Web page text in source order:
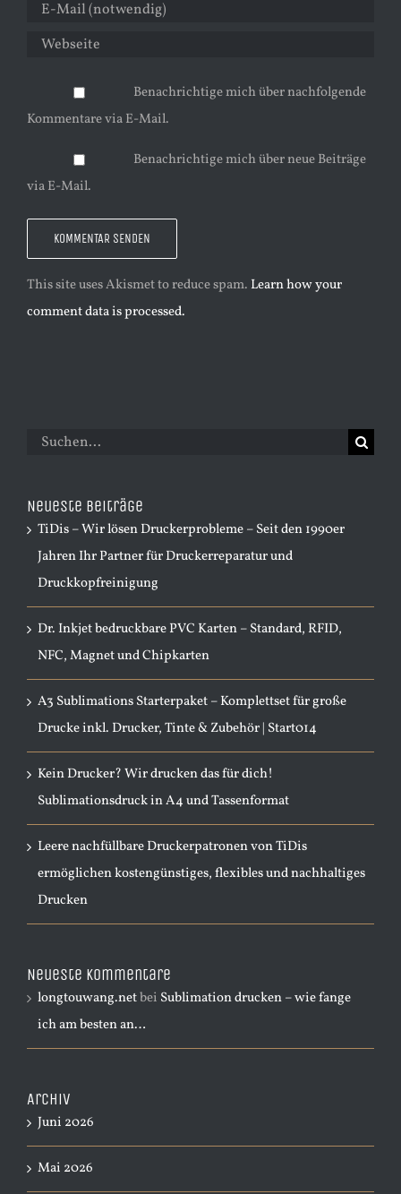
Benachrichtige mich über nachfolgende
Kommentare via E-Mail.
Benachrichtige mich über neue Beiträge
via E-Mail.
This site uses Akismet to reduce spam. Learn how your
comment data is processed.
Suche
Neueste Beiträge
TiDis – Wir lösen Druckerprobleme – Seit den 1990er
Jahren Ihr Partner für Druckerreparatur und
Druckkopfreinigung
Dr. Inkjet bedruckbare PVC Karten – Standard, RFID,
NFC, Magnet und Chipkarten
A3 Sublimations Starterpaket – Komplettset für große
Drucke inkl. Drucker, Tinte & Zubehör | Start014
Kein Drucker? Wir drucken das für dich!
Sublimationsdruck in A4 und Tassenformat
Leere nachfüllbare Druckerpatronen von TiDis
ermöglichen kostengünstiges, flexibles und nachhaltiges
Drucken
Neueste Kommentare
longtouwang.netbei Sublimation drucken – wie fange
ich am besten an…
Archiv
Juni 2026
Mai 2026